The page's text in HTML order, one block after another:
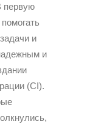
первую
и
и
(CI).